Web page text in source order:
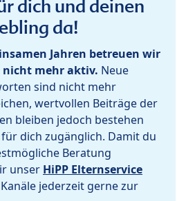
dich und deinen
da!
Jahren betreuen wir
nicht mehr aktiv. Neue
sind nicht mehr
wertvollen Beiträge der
bleiben jedoch bestehen
dich zugänglich. Damit du
Beratung
unser HiPP Elternservice
jederzeit gerne zur